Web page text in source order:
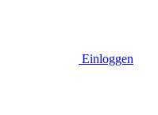
Einloggen